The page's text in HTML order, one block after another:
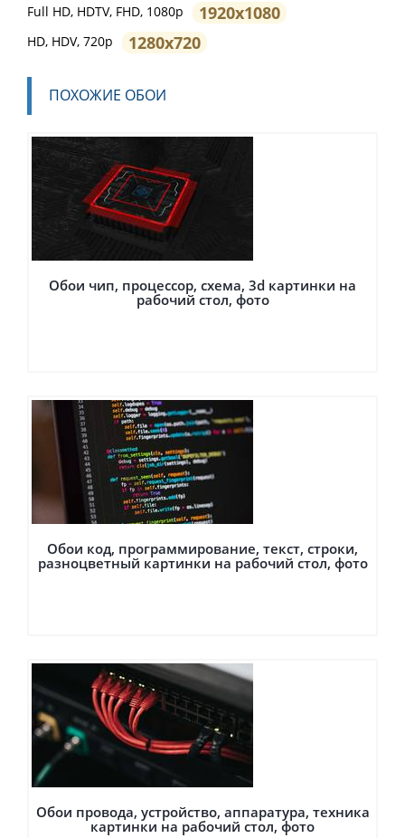
Full HD, HDTV, FHD, 1080p 1920x1080
HD, HDV, 720p 1280x720
ПОХОЖИЕ ОБОИ
Обои чип, процессор, схема, 3d картинки на
рабочий стол, фото
Обои код, программирование, текст, строки,
разноцветный картинки на рабочий стол, фото
Обои провода, устройство, аппаратура, техника
картинки на рабочий стол, фото